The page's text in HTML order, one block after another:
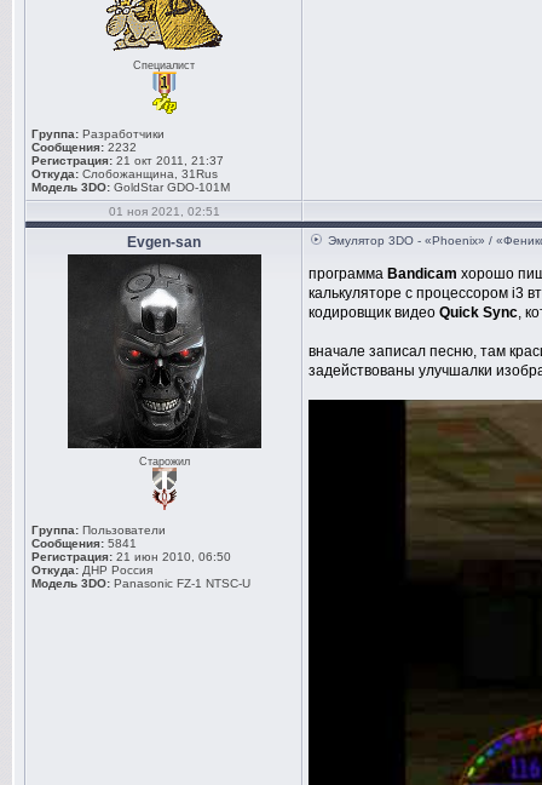
Специалист
Группа: Разработчики
Сообщения: 2232
Регистрация: 21 окт 2011, 21:37
Откуда: Слобожанщина, 31Rus
Модель 3DO: GoldStar GDO-101M
01 ноя 2021, 02:51
Evgen-san
Старожил
Группа: Пользователи
Сообщения: 5841
Регистрация: 21 июн 2010, 06:50
Откуда: ДНР Россия
Модель 3DO: Panasonic FZ-1 NTSC-U
Эмулятор 3DO - «Phoenix» /
программа Bandicam хорошо
калькуляторе с процессором i3
кодировщик видео Quick Sync,
вначале записал песню, там
задействованы улучшалки